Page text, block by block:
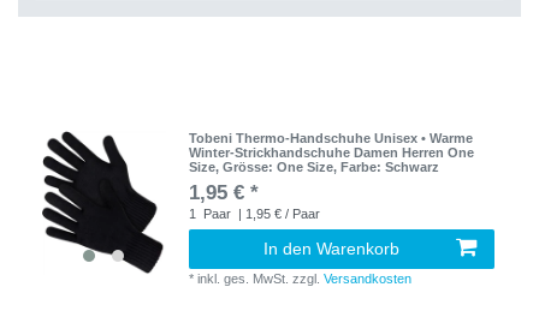
Tobeni Thermo-Handschuhe Unisex • Warme
Winter-Strickhandschuhe Damen Herren One
Size, Grösse: One Size, Farbe: Schwarz
1,95 € *
1 Paar | 1,95 € / Paar
In den Warenkorb
*inkl. ges. MwSt. zzgl.Versandkosten